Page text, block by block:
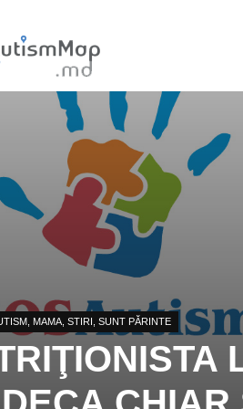
MAMA STIRI SUNT PĂRINTE